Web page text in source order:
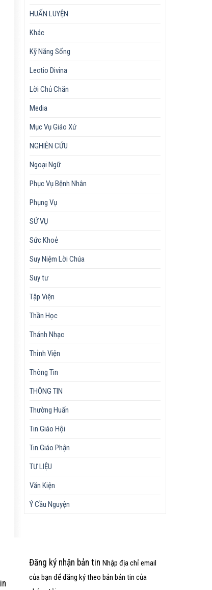
HUẤN LUYỆN
Khác
Kỹ Năng Sống
Lectio Divina
Lời Chủ Chăn
Media
Mục Vụ Giáo Xứ
NGHIÊN CỨU
Ngoại Ngữ
Phục Vụ Bệnh Nhân
Phụng Vụ
SỨ VỤ
Sức Khoẻ
Suy Niệm Lời Chúa
Suy tư
Tập Viện
Thần Học
Thánh Nhạc
Thỉnh Viện
Thông Tin
THÔNG TIN
Thường Huấn
Tin Giáo Hội
Tin Giáo Phận
TƯ LIỆU
Văn Kiện
Ý Cầu Nguyện
Đăng ký nhận bản tin Nhập địa chỉ email
của bạn để đăng ký theo bản bản tin của